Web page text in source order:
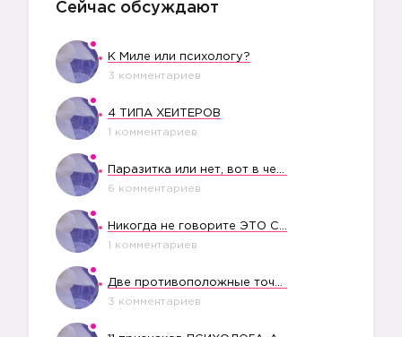
Сейчас обсуждают
К Миле или психологу?
3 комментариев
4 ТИПА ХЕЙТЕРОВ
1 комментариев
6 комментариев
1 комментариев
3 комментариев